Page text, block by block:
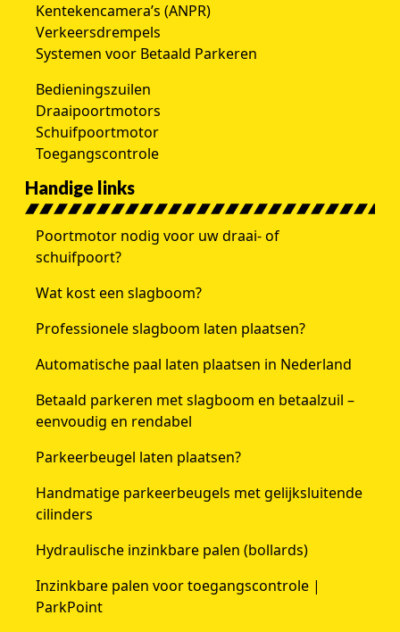
Kentekencamera’s (ANPR)
Verkeersdrempels
Systemen voor Betaald Parkeren
Bedieningszuilen
Draaipoortmotors
Schuifpoortmotor
Toegangscontrole
Handige links
Poortmotor nodig voor uw draai- of
schuifpoort?
Wat kost een slagboom?
Professionele slagboom laten plaatsen?
Automatische paal laten plaatsen in Nederland
Betaald parkeren met slagboom en betaalzuil –
eenvoudig en rendabel
Parkeerbeugel laten plaatsen?
Handmatige parkeerbeugels met gelijksluitende
cilinders
Hydraulische inzinkbare palen (bollards)
Inzinkbare palen voor toegangscontrole |
ParkPoint